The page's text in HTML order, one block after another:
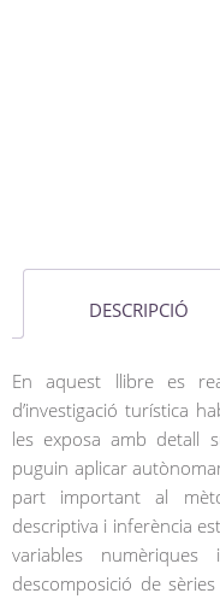
DESCRIPCIÓ
En aquest llibre es
d’investigació turística
les exposa amb detall
puguin aplicar
part important al
descriptiva i inferència
variables
descomposició de